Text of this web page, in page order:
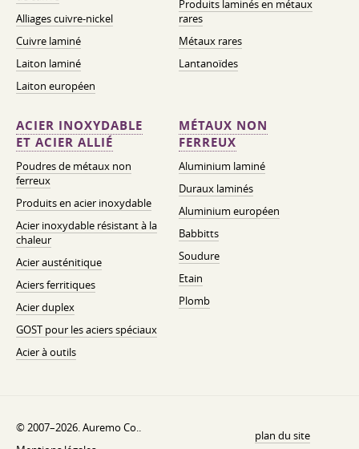
Alliages cuivre-nickel
Cuivre laminé
Laiton laminé
Laiton européen
Produits laminés en métaux
rares
Métaux rares
Lantanoïdes
ACIER INOXYDABLE
ET ACIER ALLIÉ
Poudres de métaux non
ferreux
Produits en acier inoxydable
Acier inoxydable résistant à la
chaleur
Acier austénitique
Aciers ferritiques
Acier duplex
GOST pour les aciers spéciaux
Acier à outils
MÉTAUX NON
FERREUX
Aluminium laminé
Duraux laminés
Aluminium européen
Babbitts
Soudure
Etain
Plomb
© 2007–2026. Auremo Co..
plan du site